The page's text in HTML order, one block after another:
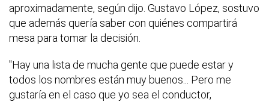
aproximadamente, según dijo. Gustavo López, sostuvo
que además quería saber con quiénes compartirá
mesa para tomar la decisión.
"Hay una lista de mucha gente que puede estar y
todos los nombres están muy buenos... Pero me
gustaría en el caso que yo sea el conductor,